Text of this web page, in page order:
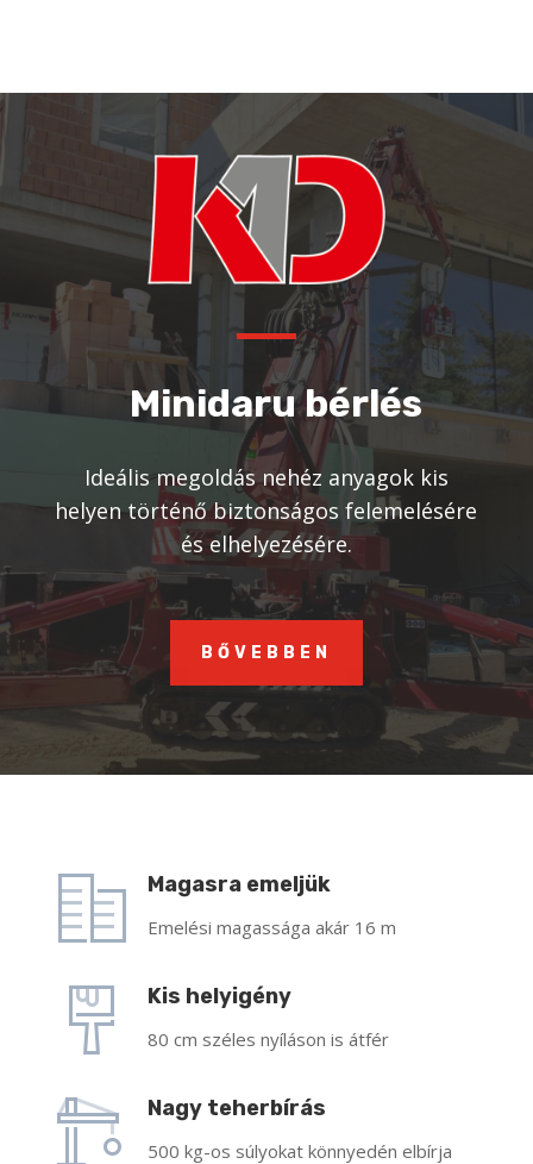
Minidaru bérlés
Ideális megoldás nehéz anyagok kis
helyen történő biztonságos felemelésére
és elhelyezésére.
BŐVEBBEN
Magasra emeljük
Emelési magassága akár 16 m
Kis helyigény
80 cm széles nyíláson is átfér
Nagy teherbírás
500 kg-os súlyokat könnyedén elbírja